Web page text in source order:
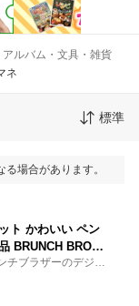
アルバム・文具・雑貨
ネ
標準
場合があります。
ト かわいい ペン
BRUNCH BROTH
ラップトップポー
国雑貨
ブラザーのデジタ
パソコン